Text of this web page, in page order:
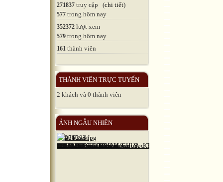
271837 truy cập (chi tiết)
577 trong hôm nay
352372 lượt xem
579 trong hôm nay
161 thành viên
THÀNH VIÊN TRỰC TUYẾN
2 khách và 0 thành viên
ẢNH NGẪU NHIÊN